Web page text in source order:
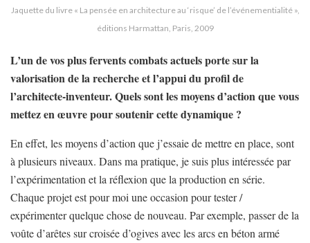
Jaquette du livre « La pensée en architecture au ‘risque’ de l’événementialité »,
éditions Harmattan, Paris, 2009
L’un de vos plus fervents combats actuels porte sur la
valorisation de la recherche et l’appui du profil de
l’architecte-inventeur. Quels sont les moyens d’action que vous
mettez en œuvre pour soutenir cette dynamique ?
En effet, les moyens d’action que j’essaie de mettre en place, sont
à plusieurs niveaux. Dans ma pratique, je suis plus intéressée par
l’expérimentation et la réflexion que la production en série.
Chaque projet est pour moi une occasion pour tester /
expérimenter quelque chose de nouveau. Par exemple, passer de la
voûte d’arêtes sur croisée d’ogives avec les arcs en béton armé